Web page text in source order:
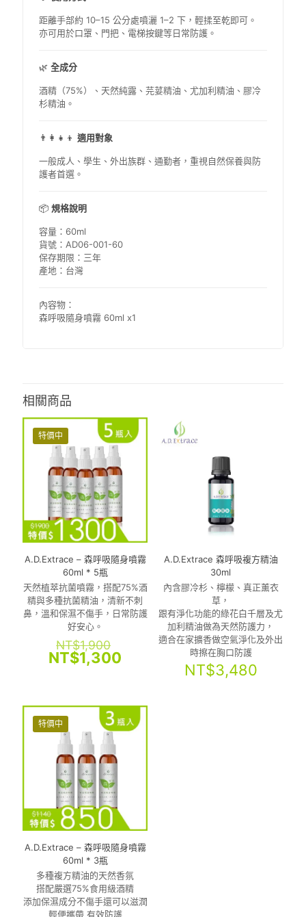
距離手部約 10–15 公分處噴灑 1–2 下，輕揉至乾即可。
亦可用於口罩、門把、電梯按鍵等日常防護。
🌿全成分
酒精（75%）、天然純露、芫荽精油、尤加利精油、膠冷
杉精油。
👨‍👩‍👧‍👦適用對象
一般成人、學生、外出族群、通勤者，重視自然保養與防
護者首選。
📦規格說明
容量：60ml
貨號：AD06-001-60
保存期限：三年
產地：台灣
內容物：
森呼吸隨身噴霧 60ml x1
相關商品
特價中
A.D.Extrace – 森呼吸隨身噴霧
60ml * 5瓶
天然植萃抗菌噴霧，搭配75%酒
精與多種抗菌精油，清新不刺
鼻，溫和保濕不傷手，日常防護
好安心。
NT$1,900
始
價
NT$1,300
NT$1,300。
A.D.Extrace 森呼吸複方精油
30ml
內含膠冷杉、檸檬、真正薰衣
草，
跟有淨化功能的綠花白千層及尤
加利精油做為天然防護力，
適合在家擴香做空氣淨化及外出
時擦在胸口防護
NT$3,480
特價中
A.D.Extrace – 森呼吸隨身噴霧
60ml * 3瓶
多種複方精油的天然香氛
搭配嚴選75%食用級酒精
添加保濕成分不傷手還可以滋潤
輕便攜帶 有效防護